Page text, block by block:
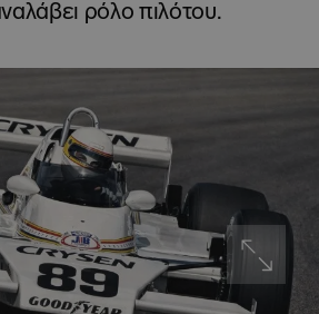
ρόλο πιλότου.